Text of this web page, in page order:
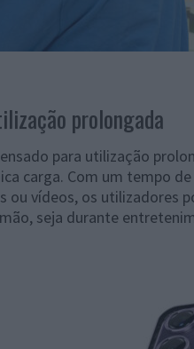
prolongada
para utilização
carga. Com um tempo
ou vídeos, os utilizadores
seja durante